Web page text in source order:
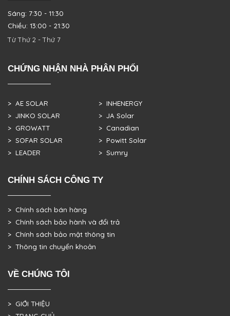
Sáng: 7:30 - 11:30
Chiều: 13:00 - 21:30
Từ Thứ 2 - Thứ 7
CHỨNG NHẬN NHÀ PHÂN PHỐI
> AE SOLAR
> JINKO SOLAR
> GROWATT
> SOFAR SOLAR
> LEADER
> INHENERGY
> JA Solar
> Canadian
> Powitt Solar
> Sumry
CHÍNH SÁCH CÔNG TY
> Chính sách bán hàng
> Chính sách bảo hành và đổi trả
> Chính sách bảo mật thông tin
> Thông tin chuyển khoản
VỀ CHÚNG TÔI
> GIỚI THIỆU